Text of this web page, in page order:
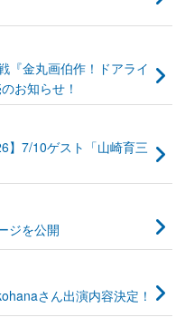
『金丸画伯作！ドアライ
お知らせ！
】7/10ゲスト「山崎育三
ジを公開
さん出演内容決定！